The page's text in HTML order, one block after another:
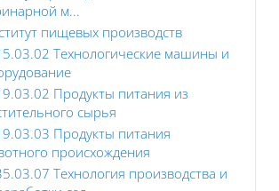
м...
пищевых производств
Технологические машины и
Продукты питания из
сырья
Продукты питания
происхождения
Технология производства и